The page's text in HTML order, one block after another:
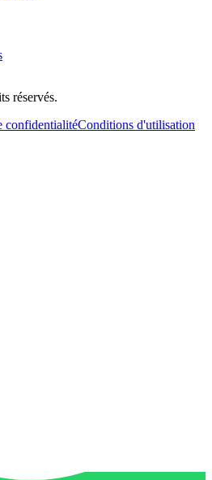
réservés.
confidentialitéConditions d'utilisation